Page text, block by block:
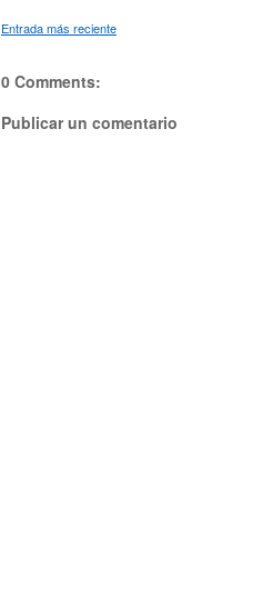
Entrada más reciente
0 Comments:
Publicar un comentario